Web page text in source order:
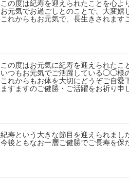
この度は紀寿を迎えられたことを心よ
お元気でお過ごしとのことで、大変嬉
これからもお元気で、長生きされます
この度はお元気に紀寿を迎えられたこ
いつもお元気でご活躍している◯◯様
これからもお体を大切にどうぞご自愛
ますますのご健勝・ご活躍をお祈り申
紀寿という大きな節目を迎えられまし
今後ともなお一層ご健勝でご長寿を保